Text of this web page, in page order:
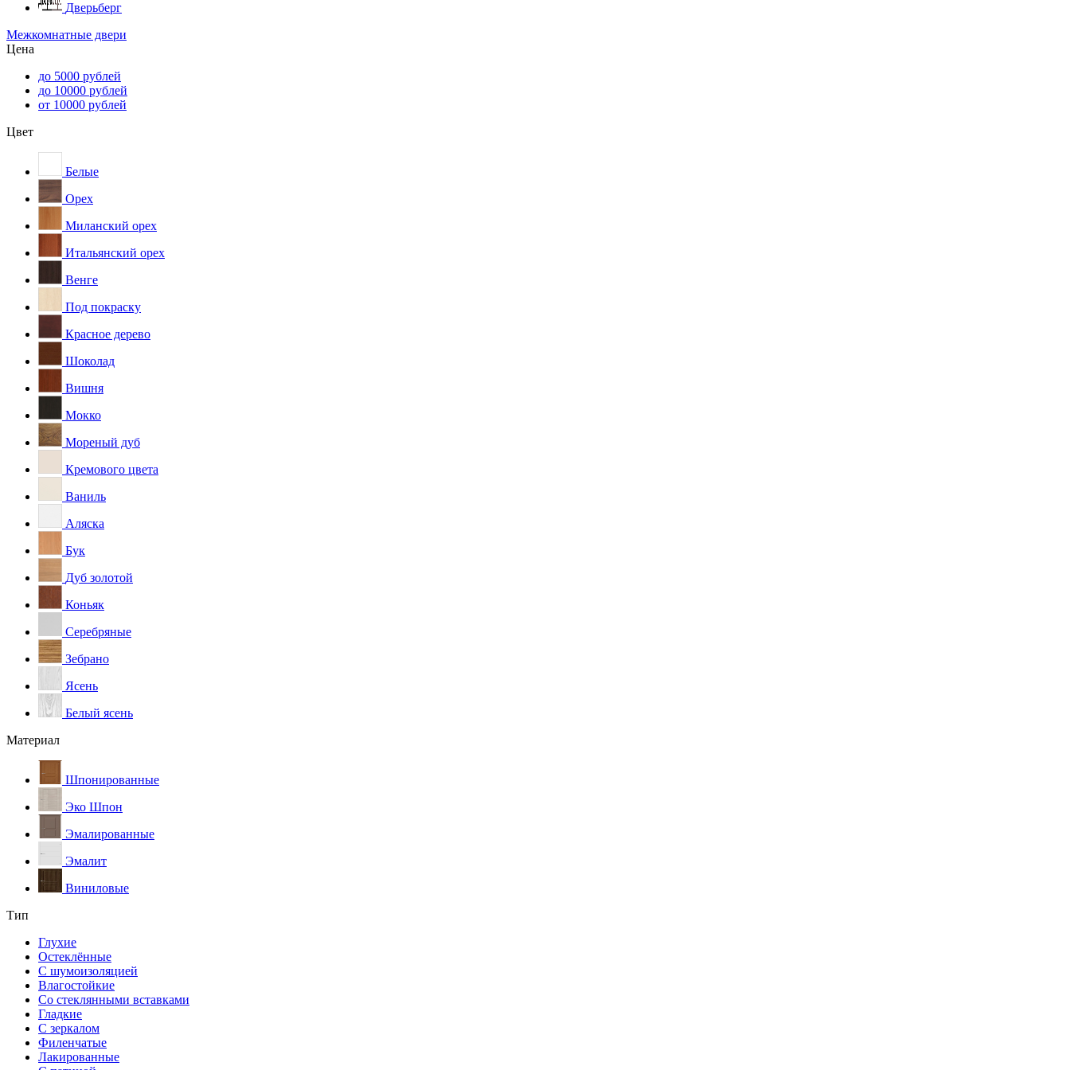
Дверьберг
Межкомнатные двери
Цена
до 5000 рублей
до 10000 рублей
от 10000 рублей
Цвет
Белые
Орех
Миланский орех
Итальянский орех
Венге
Под покраску
Красное дерево
Шоколад
Вишня
Мокко
Мореный дуб
Кремового цвета
Ваниль
Аляска
Бук
Дуб золотой
Коньяк
Серебряные
Зебрано
Ясень
Белый ясень
Материал
Шпонированные
Эко Шпон
Эмалированные
Эмалит
Виниловые
Тип
Глухие
Остеклённые
С шумоизоляцией
Влагостойкие
Со стеклянными вставками
Гладкие
С зеркалом
Филенчатые
Лакированные